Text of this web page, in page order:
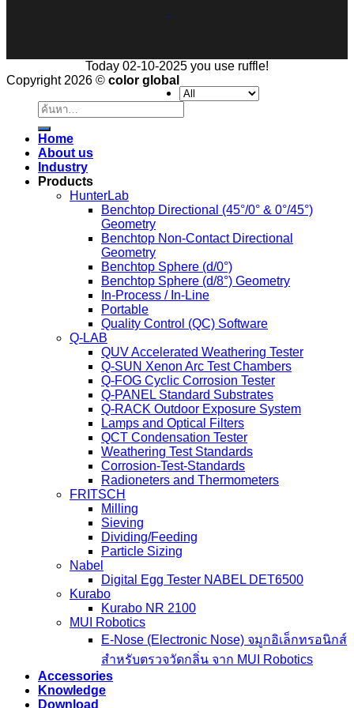
Today 02-10-2025 you use ruffle!
Copyright 2026 © color global
ค้นหา:
Home
About us
Industry
Products
HunterLab
Benchtop Directional (45°/0° & 0°/45°)
Geometry
Benchtop Non-Contact Directional
Geometry
Benchtop Sphere (d/0°)
Benchtop Sphere (d/8°) Geometry
In-Process / In-Line
Portable
Quality Control (QC) Software
Q-LAB
QUV Accelerated Weathering Tester
Q-SUN Xenon Arc Test Chambers
Q-FOG Cyclic Corrosion Tester
Q-PANEL Standard Substrates
Q-RACK Outdoor Exposure System
Lamps and Optical Filters
QCT Condensation Tester
Weathering Test Standards
Corrosion-Test-Standards
Radioneters and Thermometers
FRITSCH
Milling
Sieving
Dividing/Feeding
Particle Sizing
Nabel
Digital Egg Tester NABEL DET6500
Kurabo
Kurabo NR 2100
MUI Robotics
E‑Nose (Electronic Nose) จมูกอิเล็กทรอนิกส์
สำหรับตรวจวัดกลิ่น จาก MUI Robotics
Accessories
Knowledge
Download